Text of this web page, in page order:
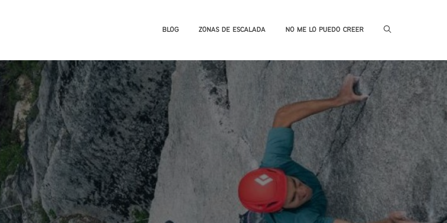
BLOG ZONAS DE ESCALADA NO ME LO PUEDO CREER